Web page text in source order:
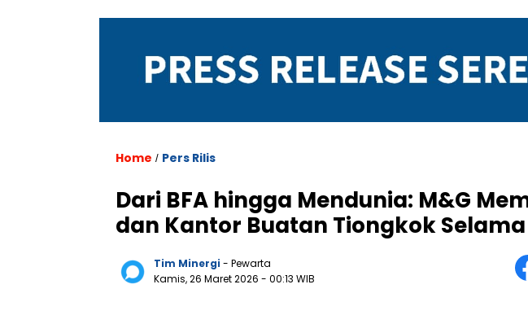
Home / Pers Rilis
Dari BFA hingga Mendunia: M&G
dan Kantor Buatan Tiongkok Selama
Tim Minergi - Pewarta
Kamis, 26 Maret 2026 - 00:13 WIB